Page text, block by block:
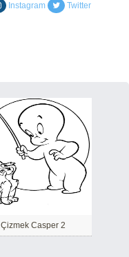
Instagram Twitter
Çizmek Casper 2